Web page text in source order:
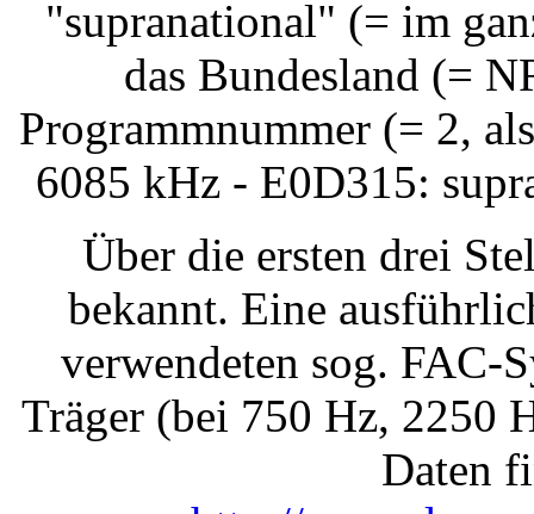
"supranational" (= im
das Bundesland (=
Programmnummer (= 2,
6085 kHz - E0D315:
Über die ersten drei
bekannt. Eine
verwendeten sog. FAC-
Träger (bei 750 Hz, 2250
Daten